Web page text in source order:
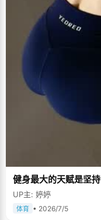
健身最大的天赋是坚持
UP主: 婷婷
体育 • 2026/7/5